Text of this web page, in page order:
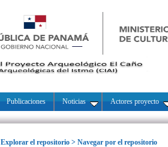
Publicaciones Noticias Actores proyecto
Explorar el repositorio > Navegar por el repositorio